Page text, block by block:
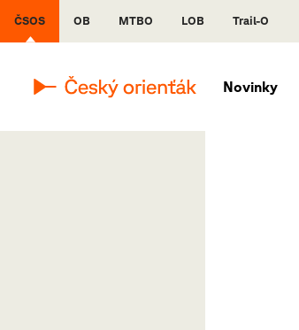
ČSOS OB MTBO LOB Trail-O
Novinky